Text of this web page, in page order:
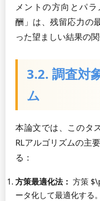
メントの方向とパ
酬」は、残留応力の
った望ましい結果の関
3.2. 調査対
ム
本論文では、このタ
RLアルゴリズムの主
る：
方策最適化法： 方策
ータ化して最適化する